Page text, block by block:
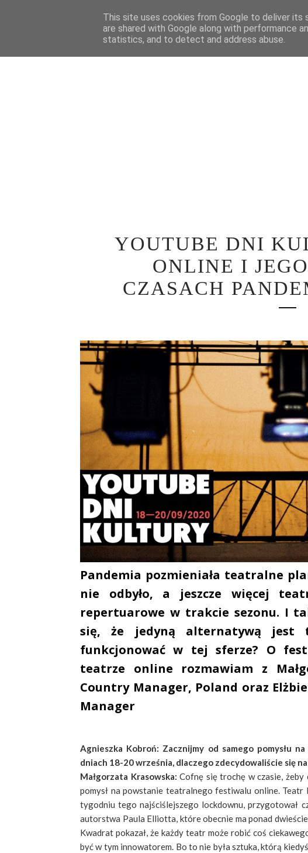
STRONA GŁÓWNA WOKÓŁ TEATRU SPEKTAKLE
YOUTUBE DNI
ONLINE I
CZASACH
Pandemia pozmieniała teatralne
nie odbyło, a jeszcze więcej
repertuarowe w trakcie sezonu. I
się, że jedyną alternatywą jest
funkcjonować w tej sferze? O
teatrze online rozmawiam z
Country Manager, Poland oraz
Manager
Agnieszka Kobroń: Zacznijmy od samego pomysłu
dniach 18-20 września, dlaczego zdecydowaliście się
Małgorzata Krasowska:Cofnę się trochę w czasie, żeby
pomysł na powstanie teatralnego festiwalu online. Teatr
tygodniu tego najściślejszego lockdownu, przygotował
autorstwa Paula Elliotta, które obecnie ma ponad
Kwadrat pokazał, że każdy teatr może robić coś
być w tym innowatorem. Bo to nie była sztuka, którą
This site uses cookies from Google to deliver its
are shared with Google along with performance
statistics, and to detect and address abuse.